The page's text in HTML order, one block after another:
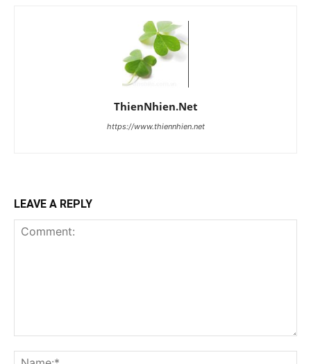
ThienNhien.Net
https://www.thiennhien.net
LEAVE A REPLY